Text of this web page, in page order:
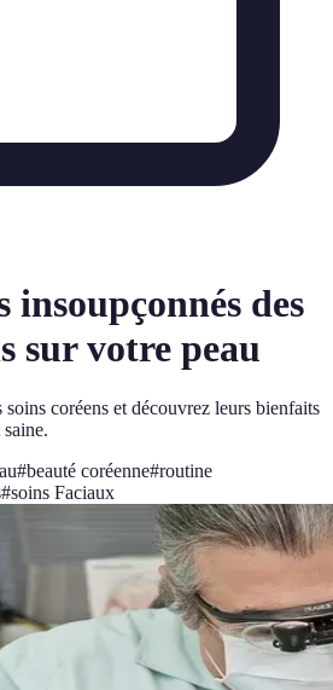
insoupçonnés des
sur votre peau
coréens et découvrez leurs bienfaits
#beauté coréenne#routine
#soins Faciaux